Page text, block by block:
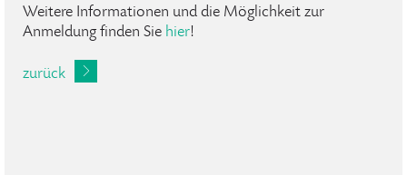
Weitere Informationen und die Möglichkeit zur
Anmeldung finden Sie hier!
zurück